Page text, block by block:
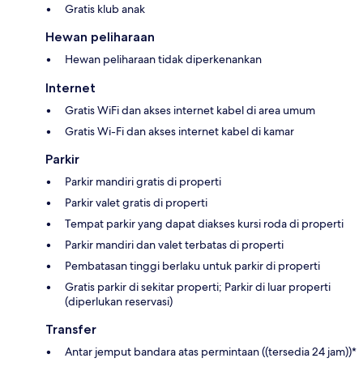
Gratis klub anak
Hewan peliharaan
Hewan peliharaan tidak diperkenankan
Internet
Gratis WiFi dan akses internet kabel di area umum
Gratis Wi-Fi dan akses internet kabel di kamar
Parkir
Parkir mandiri gratis di properti
Parkir valet gratis di properti
Tempat parkir yang dapat diakses kursi roda di properti
Parkir mandiri dan valet terbatas di properti
Pembatasan tinggi berlaku untuk parkir di properti
Gratis parkir di sekitar properti; Parkir di luar properti
(diperlukan reservasi)
Transfer
Antar jemput bandara atas permintaan ((tersedia 24 jam))*